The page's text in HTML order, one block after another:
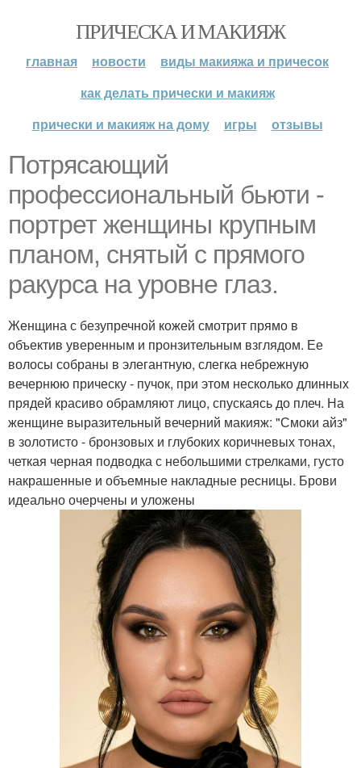
ПРИЧЕСКА И МАКИЯЖ
главная новости
виды макияжа и причесок
как делать прически и макияж
прически и макияж на дому
игры отзывы
Потрясающий
профессиональный бьюти -
портрет женщины крупным
планом, снятый с прямого
ракурса на уровне глаз.
Женщина с безупречной кожей смотрит прямо в
объектив уверенным и пронзительным взглядом. Ее
волосы собраны в элегантную, слегка небрежную
вечернюю прическу - пучок, при этом несколько длинных
прядей красиво обрамляют лицо, спускаясь до плеч. На
женщине выразительный вечерний макияж: "Смоки айз"
в золотисто - бронзовых и глубоких коричневых тонах,
четкая черная подводка с небольшими стрелками, густо
накрашенные и объемные накладные ресницы. Брови
идеально очерчены и уложены